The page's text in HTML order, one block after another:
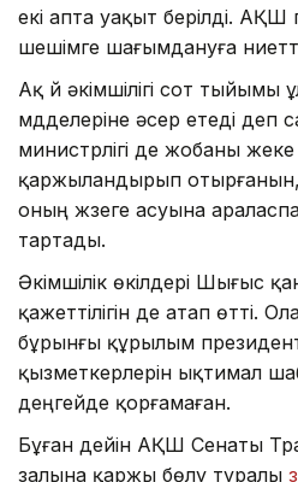
екі апта уақыт берілді. АҚШ
шешімге шағымдануға
Ақ үй әкімшілігі сот тыйымы
мүдделеріне әсер етеді деп
министрлігі де жобаны жеке
қаржыландырып
оның жүзеге асуына
тартады.
Әкімшілік өкілдері Шығыс
қажеттілігін де атап өтті.
бұрынғы құрылым
қызметкерлерін ықтимал
деңгейде қорғамаған.
Бұған дейін АҚШ Сенаты
залына қаржы бөлу туралы